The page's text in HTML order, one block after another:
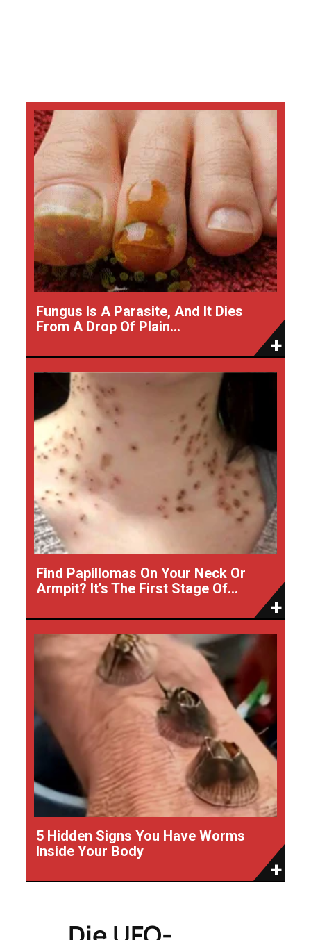
Fungus Is A Parasite, And It Dies
From A Drop Of Plain...
Find Papillomas On Your Neck Or
Armpit? It's The First Stage Of...
5 Hidden Signs You Have Worms
Inside Your Body